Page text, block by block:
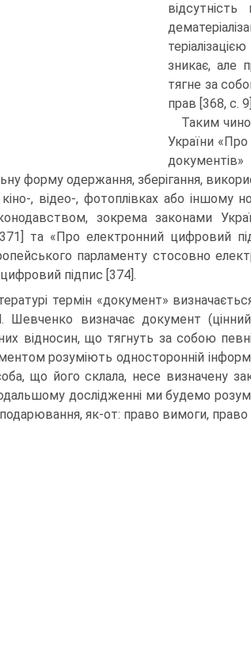
зникає, але
тягне за
прав [368, с.
Таким
України
форму одержання, зберігання,
кіно-, відео-, фотоплівках або іншому
зокрема законами
та «Про електронний цифровий
парламенту стосовно
підпис [374].
термін «документ»
Шевченко визначає документ
відносин, що тягнуть за собою
розуміють односторонній
що його склала, несе ви­значену
дослідженні ми бу­демо
як-от: право вимоги, право